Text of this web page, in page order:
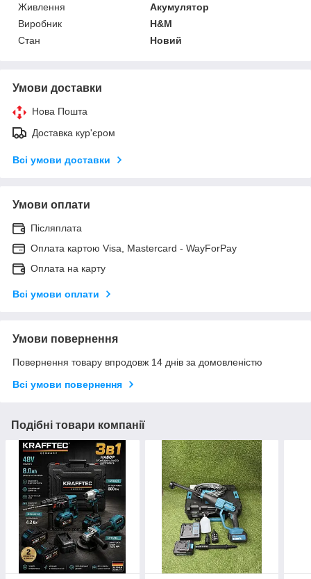
Живлення
Акумулятор
Виробник
H&M
Стан
Новий
Умови доставки
Нова Пошта
Доставка кур'єром
Всі умови доставки
Умови оплати
Післяплата
Оплата картою Visa, Mastercard - WayForPay
Оплата на карту
Всі умови оплати
Умови повернення
Повернення товару впродовж 14 днів за домовленістю
Всі умови повернення
Подібні товари компанії